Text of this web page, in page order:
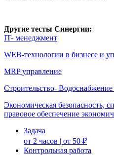
Другие тесты Синергии:
IT- менеджмент
WEB-технологии в бизнесе и
MRP управление
Строительство-
Экономическая безопасность,
правовое обеспечение
Задача
от 2 часов | от 50 ₽
Контрольная работа